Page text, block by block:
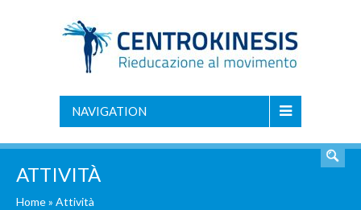
NAVIGATION
ATTIVITÀ
Home» Attività